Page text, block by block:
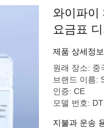
와이파이
제품 상세정보
원래 장소: 중
브랜드 이름:
인증: CE
모델 번호:
지불과 운송